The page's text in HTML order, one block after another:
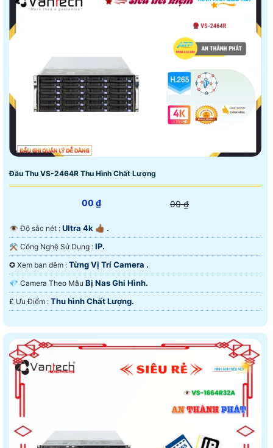
Đầu Thu VS-2464R Thu Hình Chất Lượng
00 ₫ 00 ₫
👁 Độ sắc nét : Ultra 4k 👍🏾 .
⚒ Công Nghệ Sử Dụng : IP.
✪ Xem ban đêm : Từng Vị Trí Camera .
💎 Camera Theo Mẫu Bị Nas Ghi Hình.
️₤ Ưu Điểm : Thu hình Chất Lượng.